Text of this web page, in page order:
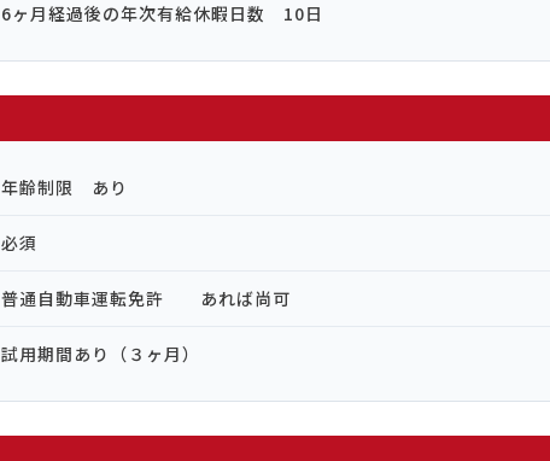
6ヶ月経過後の年次有給休暇日数 10日
年齢制限 あり
必須
普通自動車運転免許 あれば尚可
試用期間あり（３ヶ月）